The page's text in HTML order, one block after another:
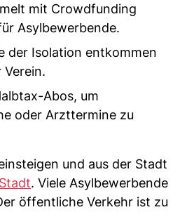
mit Crowdfunding
Asylbewerbende.
der Isolation entkommen
Verein.
Abos, um
oder Arzttermine zu
und aus der Stadt
. Viele Asylbewerbende
öffentliche Verkehr ist zu